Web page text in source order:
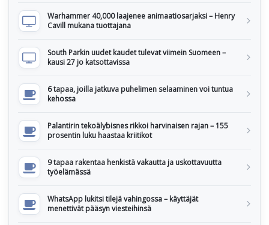
Warhammer 40,000 laajenee animaatiosarjaksi – Henry
Cavill mukana tuottajana
South Parkin uudet kaudet tulevat viimein Suomeen –
kausi 27 jo katsottavissa
6 tapaa, joilla jatkuva puhelimen selaaminen voi tuntua
kehossa
Palantirin tekoälybisnes rikkoi harvinaisen rajan – 155
prosentin luku haastaa kriitikot
9 tapaa rakentaa henkistä vakautta ja uskottavuutta
työelämässä
WhatsApp lukitsi tilejä vahingossa – käyttäjät
menettivät pääsyn viesteihinsä